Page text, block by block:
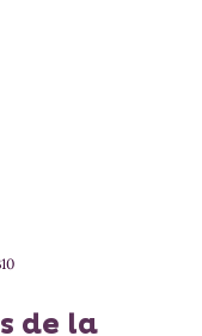
de la